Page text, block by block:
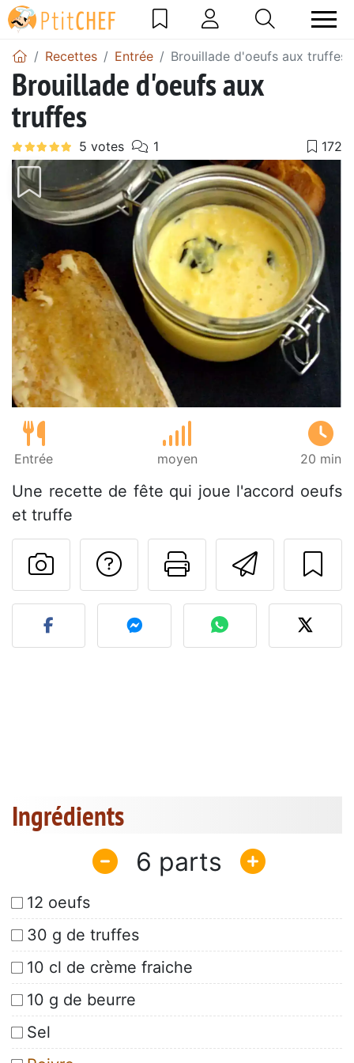
Recettes Entrée Brouillade d'oeufs aux truffes
Brouillade d'oeufs aux
truffes
Entrée moyen 20 min
Une recette de fête qui joue l'accord oeufs
et truffe
Imprimer
Poser une
Publier votre photo de
Ingrédients
6
12 oeufs
30 g de truffes
10 cl de crème fraiche
10 g de beurre
Sel